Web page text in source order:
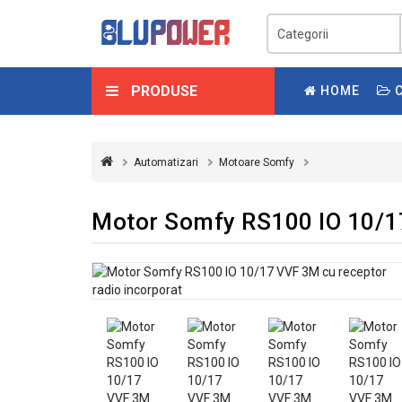
PRODUSE HOME
Automatizari Motoare Somfy
Motor Somfy RS100 IO 10/